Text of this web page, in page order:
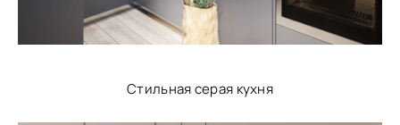
Стильная серая кухня